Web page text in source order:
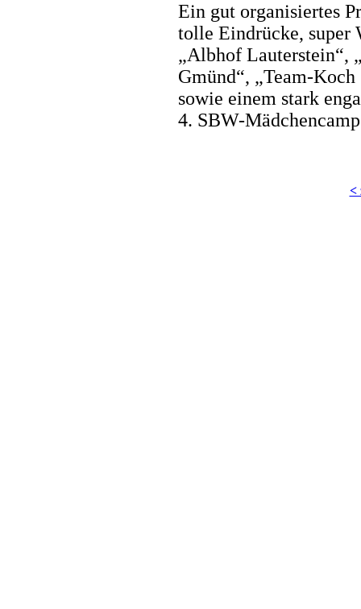
Ein gut organisiertes
tolle Eindrücke, super
„Albhof Lauterstein“,
Gmünd“, „Team-
sowie einem stark
4. SBW-
<